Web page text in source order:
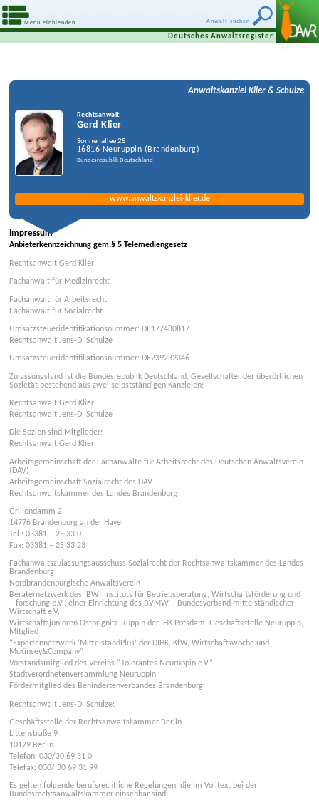
Anwalt suchen
Menü einblenden
Deutsches Anwaltsregister
Anwaltskanzlei Klier & Schulze
Rechtsanwalt
Gerd Klier
Sonnenallee 25
16816 Neuruppin ( Brandenburg)
Bundesrepublik Deutschland
www.anwaltskanzlei-klier.de
Impressum
Anbieterkennzeichnung gem.§ 5 Telemediengesetz
Rechtsanwalt Gerd Klier
Fachanwalt für Medizinrecht
Fachanwalt für Arbeitsrecht
Fachanwalt für Sozialrecht
Umsatzsteueridentifikationsnummer: DE177480817
Rechtsanwalt Jens-D. Schulze
Umsatzsteueridentifikationsnummer: DE239232346
Zulassungsland ist die Bundesrepublik Deutschland. Gesellschafter der überörtlichen
Sozietät bestehend aus zwei selbstständigen Kanzleien:
Rechtsanwalt Gerd Klier
Rechtsanwalt Jens-D. Schulze
Die Sozien sind Mitglieder:
Rechtsanwalt Gerd Klier:
Arbeitsgemeinschaft der Fachanwälte für Arbeitsrecht des Deutschen Anwaltsverein
(DAV)
Arbeitsgemeinschaft Sozialrecht des DAV
Rechtsanwaltskammer des Landes Brandenburg
Grillendamm 2
14776 Brandenburg an der Havel
Tel.: 03381 – 25 33 0
Fax: 03381 – 25 33 23
Fachanwaltszulassungsausschuss Sozialrecht der Rechtsanwaltskammer des Landes
Brandenburg
Nordbrandenburgische Anwaltsverein
Beraternetzwerk des IBWf Instituts für Betriebsberatung, Wirtschaftsförderung und
– forschung e.V., einer Einrichtung des BVMW – Bundesverband mittelständischer
Wirtschaft e.V.
Wirtschaftsjunioren Ostprignitz-Ruppin der IHK Potsdam, Geschäftsstelle Neuruppin,
Mitglied
“Expertennetzwerk ‘MittelstandPlus’ der DIHK, KfW, Wirtschaftswoche und
McKinsey&Company”
Vorstandsmitglied des Vereins “Tolerantes Neuruppin e.V.”
Stadtverordnetenversammlung Neuruppin
Fördermitglied des Behindertenverbandes Brandenburg
Rechtsanwalt Jens-D. Schulze:
Geschäftsstelle der Rechtsanwaltskammer Berlin
Littenstraße 9
10179 Berlin
Telefon: 030/30 69 31 0
Telefax: 030/ 30 69 31 99
Es gelten folgende berufsrechtliche Regelungen, die im Volltext bei der
Bundesrechtsanwaltskammer einsehbar sind: